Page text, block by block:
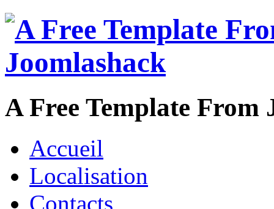
A Free Template From
Accueil
Localisation
Contacts